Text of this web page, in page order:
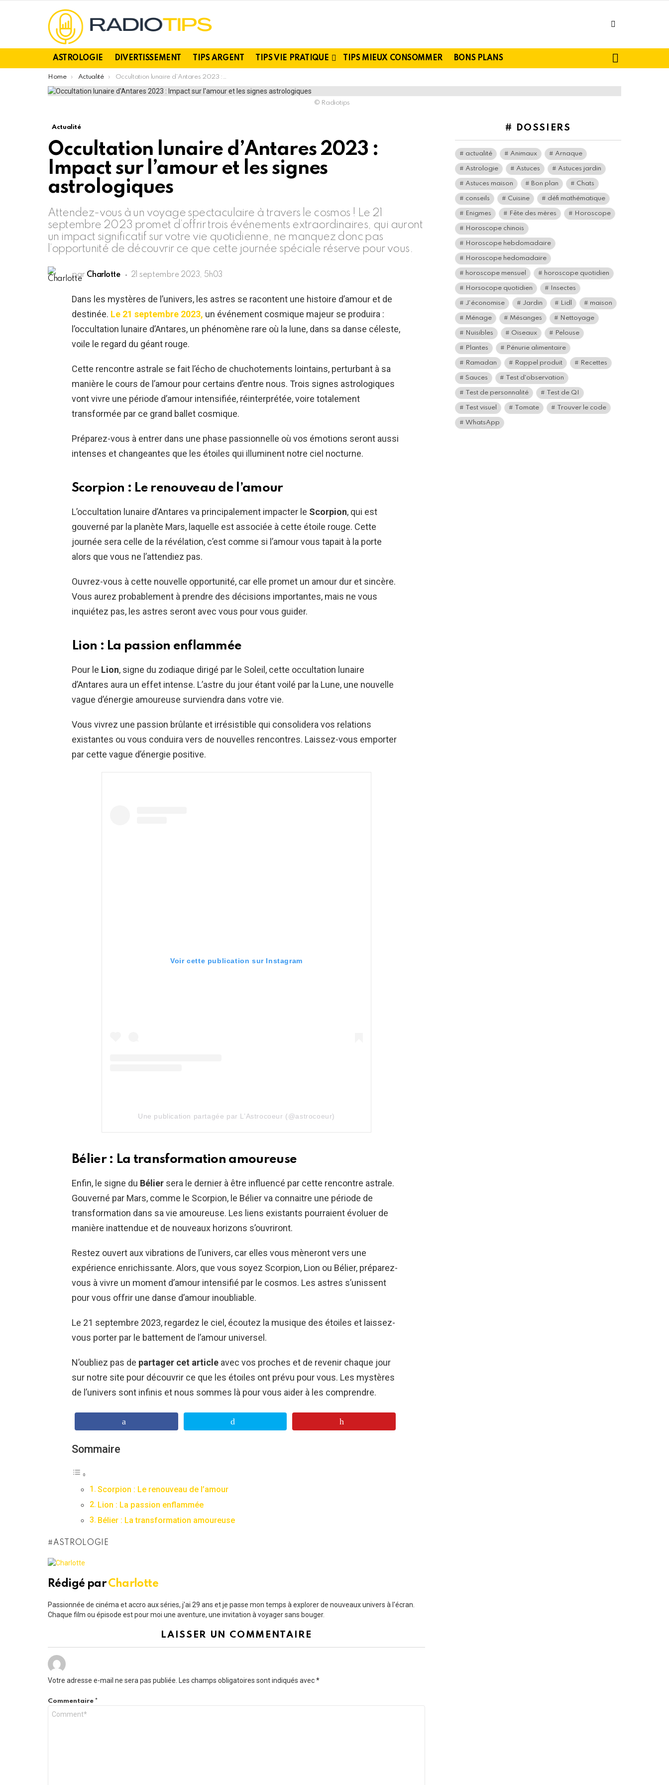
ASTROLOGIE DIVERTISSEMENT TIPS ARGENT TIPS VIE PRATIQUE TIPS MIEUX CONSOMMER BONS PLANS
You are here:
Home Actualité Occultation lunaire d’Antares 2023 : Impact sur l’amour et les signes astrologiques
© Radiotips
Actualité
Occultation lunaire d’Antares 2023 :
Impact sur l’amour et les signes
astrologiques
Attendez-vous à un voyage spectaculaire à travers le cosmos ! Le 21
septembre 2023 promet d’offrir trois événements extraordinaires, qui auront
un impact significatif sur votre vie quotidienne, ne manquez donc pas
l’opportunité de découvrir ce que cette journée spéciale réserve pour vous.
par Charlotte 21 septembre 2023, 5h03
Dans les mystères de l’univers, les astres se racontent une histoire d’amour et de
destinée. Le 21 septembre 2023, un événement cosmique majeur se produira :
l’occultation lunaire d’Antares, un phénomène rare où la lune, dans sa danse céleste,
voile le regard du géant rouge.
Cette rencontre astrale se fait l’écho de chuchotements lointains, perturbant à sa
manière le cours de l’amour pour certains d’entre nous. Trois signes astrologiques
vont vivre une période d’amour intensifiée, réinterprétée, voire totalement
transformée par ce grand ballet cosmique.
Préparez-vous à entrer dans une phase passionnelle où vos émotions seront aussi
intenses et changeantes que les étoiles qui illuminent notre ciel nocturne.
Scorpion : Le renouveau de l’amour
L’occultation lunaire d’Antares va principalement impacter le Scorpion, qui est
gouverné par la planète Mars, laquelle est associée à cette étoile rouge. Cette
journée sera celle de la révélation, c’est comme si l’amour vous tapait à la porte
alors que vous ne l’attendiez pas.
Ouvrez-vous à cette nouvelle opportunité, car elle promet un amour dur et sincère.
Vous aurez probablement à prendre des décisions importantes, mais ne vous
inquiétez pas, les astres seront avec vous pour vous guider.
Lion : La passion enflammée
Pour le Lion, signe du zodiaque dirigé par le Soleil, cette occultation lunaire
d’Antares aura un effet intense. L’astre du jour étant voilé par la Lune, une nouvelle
vague d’énergie amoureuse surviendra dans votre vie.
Vous vivrez une passion brûlante et irrésistible qui consolidera vos relations
existantes ou vous conduira vers de nouvelles rencontres. Laissez-vous emporter
par cette vague d’énergie positive.
Voir cette publication sur Instagram
Une publication partagée par L’Astrocoeur (@astrocoeur)
Bélier : La transformation amoureuse
Enfin, le signe du Bélier sera le dernier à être influencé par cette rencontre astrale.
Gouverné par Mars, comme le Scorpion, le Bélier va connaitre une période de
transformation dans sa vie amoureuse. Les liens existants pourraient évoluer de
manière inattendue et de nouveaux horizons s’ouvriront.
Restez ouvert aux vibrations de l’univers, car elles vous mèneront vers une
expérience enrichissante. Alors, que vous soyez Scorpion, Lion ou Bélier, préparez-
vous à vivre un moment d’amour intensifié par le cosmos. Les astres s’unissent
pour vous offrir une danse d’amour inoubliable.
Le 21 septembre 2023, regardez le ciel, écoutez la musique des étoiles et laissez-
vous porter par le battement de l’amour universel.
N’oubliez pas de partager cet article avec vos proches et de revenir chaque jour
sur notre site pour découvrir ce que les étoiles ont prévu pour vous. Les mystères
de l’univers sont infinis et nous sommes là pour vous aider à les comprendre.
Sommaire
Scorpion : Le renouveau de l’amour
Lion : La passion enflammée
Bélier : La transformation amoureuse
ASTROLOGIE
Rédigé parCharlotte
Passionnée de cinéma et accro aux séries, j'ai 29 ans et je passe mon temps à explorer de nouveaux univers à l'écran.
Chaque film ou épisode est pour moi une aventure, une invitation à voyager sans bouger.
LAISSER UN COMMENTAIRE
Votre adresse e-mail ne sera pas publiée. Les champs obligatoires sont indiqués avec*
Commentaire *
# DOSSIERS
actualité Animaux Arnaque
Astrologie Astuces Astuces jardin
Astuces maison Bon plan Chats
conseils Cuisine défi mathématique
Enigmes Fête des mères Horoscope
Horoscope chinois
Horoscope hebdomadaire
Horoscope hedomadaire
horoscope mensuel horoscope quotidien
Horsocope quotidien Insectes
J'économise Jardin Lidl maison
Ménage Mésanges Nettoyage
Nuisibles Oiseaux Pelouse
Plantes Pénurie alimentaire
Ramadan Rappel produit Recettes
Sauces Test d'observation
Test de personnalité Test de QI
Test visuel Tomate Trouver le code
WhatsApp